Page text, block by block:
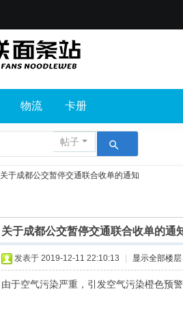
物流 卡册
帖子
关于成都公交暂停交通联合收单的通知
关于成都公交暂停交通联合收单的通
发表于 2019-12-11 22:10:13 显示全部楼层
由于空气污染严重，引发空气污染橙色预